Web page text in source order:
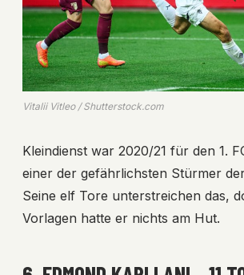
Vitalii Vitleo / Shutterstock.com
Kleindienst war 2020/21 für den 1.
einer der gefährlichsten Stürmer
Seine elf Tore unterstreichen das,
Vorlagen hatte er nichts am Hut.